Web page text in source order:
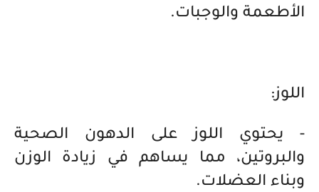
الأطعمة والوجبات.
اللوز:
- يحتوي اللوز على الدهون الصحية
والبروتين، مما يساهم في زيادة الوزن
وبناء العضلات.